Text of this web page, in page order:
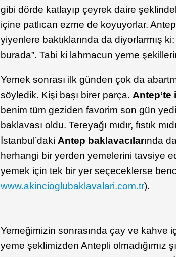
gibi dörde katlayıp çeyrek daire
içine patlıcan ezme de koyuyorlar.
yiyenlere baktıklarında da diyorlarmış
burada”. Tabi ki lahmacun yeme
Yemek sonrası ilk günden çok da
söyledik. Kişi başı birer parça.
benim tüm geziden favorim son gün
baklavası oldu. Tereyağı mıdır, fıstık
İstanbul’daki Antep baklavacılarında
herhangi bir yerden yemelerini tavsiye
yemek için tek bir yer seçeceklerse
www.akincioglubaklavalari.com.tr).
Yemeğimizin sonrasında çay ve kahve
yeme şeklimizden Antepli olmadığımız